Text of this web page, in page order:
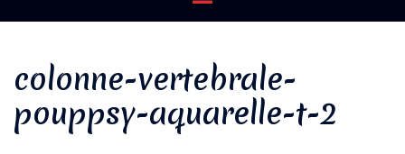
colonne-vertebrale-
pouppsy-aquarelle-t-2